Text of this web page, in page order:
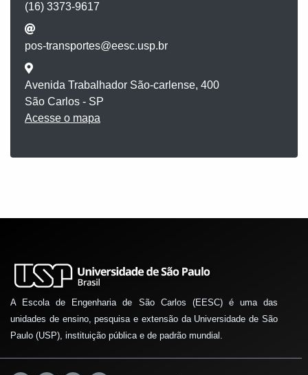
(16) 3373-9617
pos-transportes@eesc.usp.br
Avenida Trabalhador São-carlense, 400
São Carlos - SP
Acesse o mapa
A Escola de Engenharia de São Carlos (EESC) é uma das
unidades de ensino, pesquisa e extensão da Universidade de São
Paulo (USP), instituição pública e de padrão mundial.